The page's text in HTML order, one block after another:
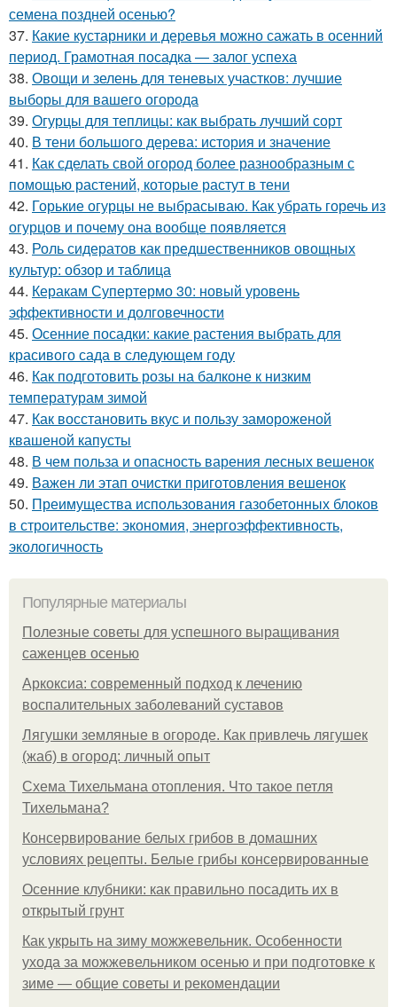
семена поздней осенью?
37. Какие кустарники и деревья можно сажать в осенний
период. Грамотная посадка — залог успеха
38. Овощи и зелень для теневых участков: лучшие
выборы для вашего огорода
39. Огурцы для теплицы: как выбрать лучший сорт
40. В тени большого дерева: история и значение
41. Как сделать свой огород более разнообразным с
помощью растений, которые растут в тени
42. Горькие огурцы не выбрасываю. Как убрать горечь из
огурцов и почему она вообще появляется
43. Роль сидератов как предшественников овощных
культур: обзор и таблица
44. Керакам Супертермо 30: новый уровень
эффективности и долговечности
45. Осенние посадки: какие растения выбрать для
красивого сада в следующем году
46. Как подготовить розы на балконе к низким
температурам зимой
47. Как восстановить вкус и пользу замороженой
квашеной капусты
48. В чем польза и опасность варения лесных вешенок
49. Важен ли этап очистки приготовления вешенок
50. Преимущества использования газобетонных блоков
в строительстве: экономия, энергоэффективность,
экологичность
Популярные материалы
Полезные советы для успешного выращивания
саженцев осенью
Аркоксиа: современный подход к лечению
воспалительных заболеваний суставов
Лягушки земляные в огороде. Как привлечь лягушек
(жаб) в огород: личный опыт
Схема Тихельмана отопления. Что такое петля
Тихельмана?
Консервирование белых грибов в домашних
условиях рецепты. Белые грибы консервированные
Осенние клубники: как правильно посадить их в
открытый грунт
Как укрыть на зиму можжевельник. Особенности
ухода за можжевельником осенью и при подготовке к
зиме — общие советы и рекомендации